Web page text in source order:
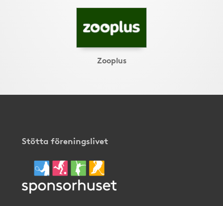
Zooplus
Stötta föreningslivet